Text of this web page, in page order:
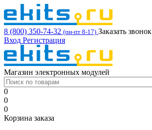
8 (800) 350-74-32 (пн-пт 8-17) Заказать звонок
Вход Регистрация
Магазин электронных модулей
0
0
0
Корзина заказа